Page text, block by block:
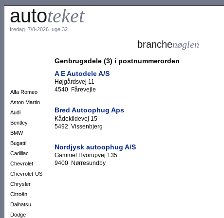
autoteket
fredag 7/8-2026 uge 32
Alfa Romeo
Aston Martin
Audi
Bentley
BMW
Bugatti
Cadillac
Chevrolet
Chevrolet-US
Chrysler
Citroën
Daihatsu
Dodge
branchenøglen
Genbrugsdele (3) i postnummerorden
A E Autodele A/S
Højgårdsvej 11
4540 Fårevejle
Bred Autoophug Aps
Kådekildevej 15
5492 Vissenbjerg
Nordjysk autoophug A/S
Gammel Hvorupvej 135
9400 Nørresundby